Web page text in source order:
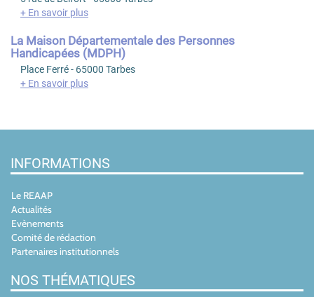
+ En savoir plus
La Maison Départementale des Personnes
Handicapées (MDPH)
Place Ferré - 65000 Tarbes
+ En savoir plus
INFORMATIONS
Le REAAP
Actualités
Evènements
Comité de rédaction
Partenaires institutionnels
NOS THÉMATIQUES